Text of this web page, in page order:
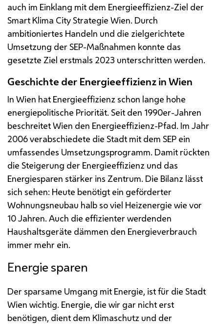
auch im Einklang mit dem Energieeffizienz-Ziel der
Smart Klima City Strategie Wien. Durch
ambitioniertes Handeln und die zielgerichtete
Umsetzung der SEP-Maßnahmen konnte das
gesetzte Ziel erstmals 2023 unterschritten werden.
Geschichte der Energieeffizienz in Wien
In Wien hat Energieeffizienz schon lange hohe
energiepolitische Priorität. Seit den 1990er-Jahren
beschreitet Wien den Energieeffizienz-Pfad. Im Jahr
2006 verabschiedete die Stadt mit dem SEP ein
umfassendes Umsetzungsprogramm. Damit rückten
die Steigerung der Energieeffizienz und das
Energiesparen stärker ins Zentrum. Die Bilanz lässt
sich sehen: Heute benötigt ein geförderter
Wohnungsneubau halb so viel Heizenergie wie vor
10 Jahren. Auch die effizienter werdenden
Haushaltsgeräte dämmen den Energieverbrauch
immer mehr ein.
Energie sparen
Der sparsame Umgang mit Energie, ist für die Stadt
Wien wichtig. Energie, die wir gar nicht erst
benötigen, dient dem Klimaschutz und der